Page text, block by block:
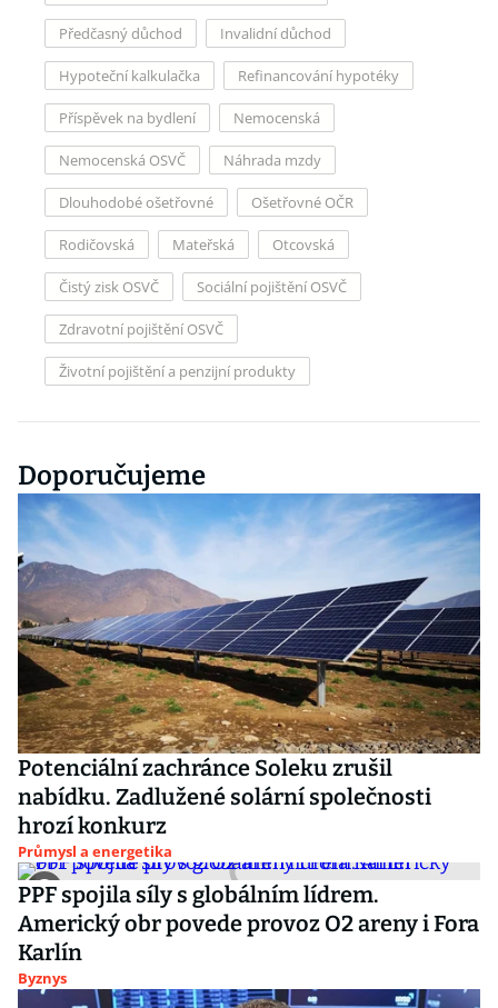
Předčasný důchod Invalidní důchod
Hypoteční kalkulačka Refinancování hypotéky
Příspěvek na bydlení Nemocenská
Nemocenská OSVČ Náhrada mzdy
Dlouhodobé ošetřovné Ošetřovné OČR
Rodičovská Mateřská Otcovská
Čistý zisk OSVČ Sociální pojištění OSVČ
Zdravotní pojištění OSVČ
Životní pojištění a penzijní produkty
Doporučujeme
Potenciální zachránce Soleku zrušil
nabídku. Zadlužené solární společnosti
hrozí konkurz
Průmysl a energetika
PPF spojila síly s globálním lídrem.
Americký obr povede provoz O2 areny i Fora
Karlín
Byznys